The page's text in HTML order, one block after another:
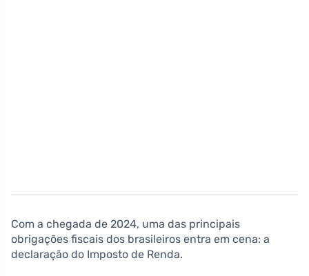
Com a chegada de 2024, uma das principais
obrigações fiscais dos brasileiros entra em cena: a
declaração do Imposto de Renda.